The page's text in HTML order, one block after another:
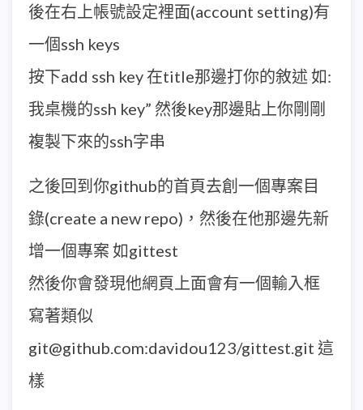
後在右上帳號設定裡面(account setting)有
一個ssh keys
按下add ssh key 在title那邊打你的敘述 如:
我桌機的ssh key” 然後key那邊貼上你剛剛
複製下來的ssh字串
之後回到你github的首頁去創一個專案目
錄(create a new repo)，然後在他那邊先新
增一個專案 如gittest
然後你會發現他網頁上面會有一個輸入框
寫著類似
git@github.com:davidou123/gittest.git 這
樣